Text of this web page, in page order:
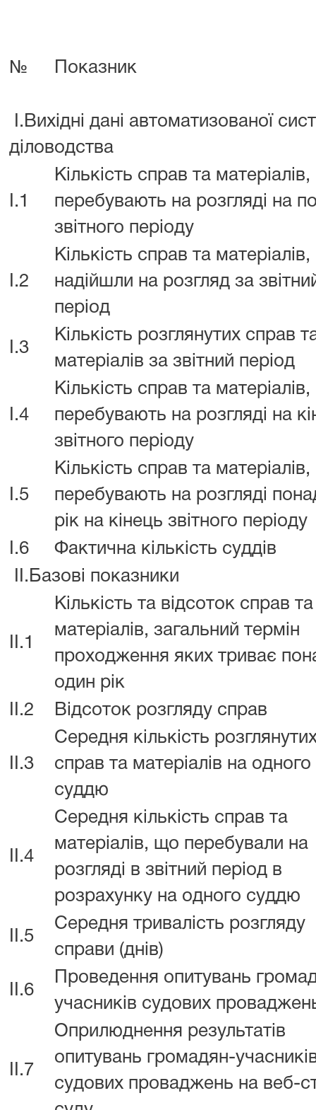
№ Показник
I.Вихідні дані автоматизованої
діловодства
I.1
Кількість справ та
перебувають на розгляді на
звітного періоду
I.2
Кількість справ та
надійшли на розгляд за
період
I.3
Кількість розглянутих справ
матеріалів за звітний період
I.4
Кількість справ та
перебувають на розгляді на
звітного періоду
I.5
Кількість справ та
перебувають на розгляді
рік на кінець звітного періоду
I.6
Фактична кількість суддів
II.Базові показники
II.1
Кількість та відсоток справ та
матеріалів, загальний термін
проходження яких триває
один рік
II.2
Відсоток розгляду справ
II.3
Середня кількість
справ та матеріалів на одного
суддю
II.4
Середня кількість справ та
матеріалів, що перебували на
розгляді в звітний період в
розрахунку на одного суддю
II.5
Середня тривалість розгляду
справи (днів)
II.6
Проведення опитувань
учасників судових
II.7
Оприлюднення результатів
опитувань громадян-
судових проваджень на веб-